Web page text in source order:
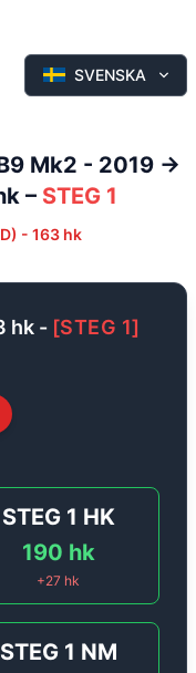
SVENSKA
Mk2 - 2019 ->
– STEG 1
- 163 hk
hk - [STEG 1]
STEG 1 HK
190 hk
+27 hk
STEG 1 NM